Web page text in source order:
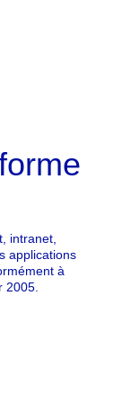
intranet,
applications
à
2005.